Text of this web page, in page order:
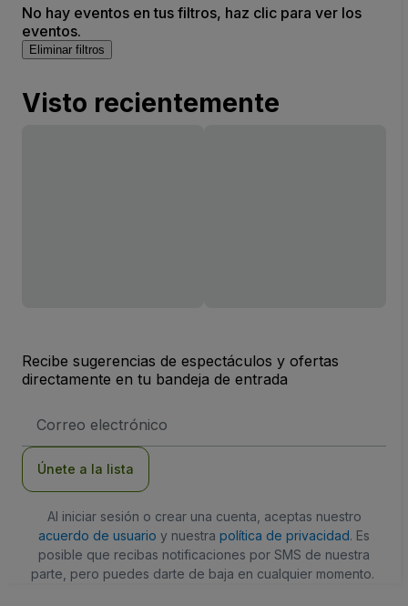
No hay eventos en tus filtros, haz clic para ver los
eventos.
Eliminar filtros
Visto recientemente
Recibe sugerencias de espectáculos y ofertas
directamente en tu bandeja de entrada
de
Únete a la lista
Al iniciar sesión o crear una cuenta, aceptas nuestro
acuerdo de usuario y nuestra política de privacidad. Es
posible que recibas notificaciones por SMS de nuestra
parte, pero puedes darte de baja en cualquier momento.